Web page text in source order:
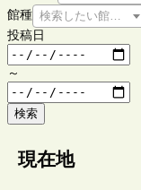
館種 検索したい館種を
投稿日
～
検索
現在地